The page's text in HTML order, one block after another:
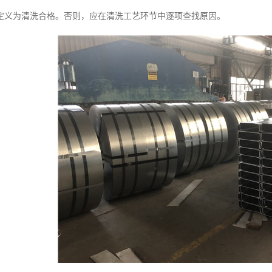
义为清洗合格。否则，应在清洗工艺环节中逐项查找原因。